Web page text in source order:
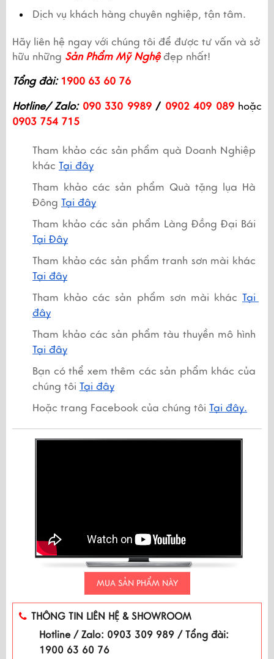
Dịch vụ khách hàng chuyên nghiệp, tận tâm.
Hãy liên hệ ngay với chúng tôi để được tư vấn và sở
hữu những Sản Phẩm Mỹ Nghệ đẹp nhất!
Tổng đài: 1900 63 60 76
Hotline/ Zalo: 090 330 9989 / 0902 409 089
0903 754 715
Tham khảo các sản phẩm quà Doanh Nghiệp
khác Tại đây
Tham khảo các sản phẩm Quà tặng lụa Hà
Đông Tại đây
Tại Đây
Tại đây
Tham khảo các sản phẩm sơn mài khác Tại
đây
Tham khảo các sản phẩm tàu thuyền mô hình
Tại đây
Bạn có thể xem thêm các sản phẩm khác của
chúng tôi Tại đây
Hoặc trang Facebook của chúng tôi Tại đây.
MUA SẢN PHẨM NÀY
THÔNG TIN LIÊN HỆ & SHOWROOM
Hotline / Zalo: 0903 309 989 / Tổng đài:
1900 63 60 76